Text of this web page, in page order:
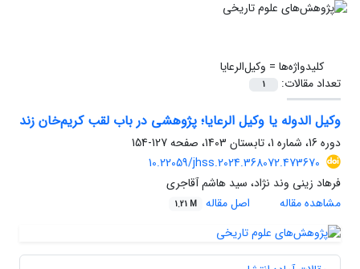
کلیدواژه‌ها = وکیل‌الرعایا
تعداد مقالات:
1
وکیل الدوله یا وکیل الرعایا؛ پژوهشی در باب لقب کریم‌خان زند
دوره 16، شماره 1، تابستان 1403، صفحه
127-154
10.22059/jhss.2024.368072.473670
فرهاد زینی وند نژاد، سید هاشم آقاجری
مشاهده مقاله
اصل مقاله 1.21 M